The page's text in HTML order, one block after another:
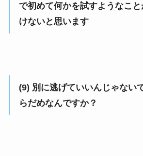
で初めて何かを試すようなこ
けないと思います
(9) 別に逃げていいんじゃない
らだめなんですか？